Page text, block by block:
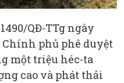
QĐ-TTg ngày
Chính phủ phê duyệt
một triệu héc-ta
cao và phát thải